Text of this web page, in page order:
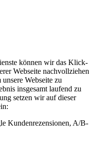
können wir das Klick-
Webseite nachvollziehen
Webseite zu
insgesamt laufend zu
setzen wir auf dieser
Kundenrezensionen, A/B-